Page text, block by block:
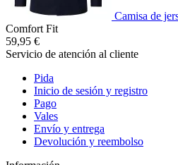
Camisa de
Comfort Fit
59,95 €
Servicio de atención al cliente
Pida
Inicio de sesión y registro
Pago
Vales
Envío y entrega
Devolución y reembolso